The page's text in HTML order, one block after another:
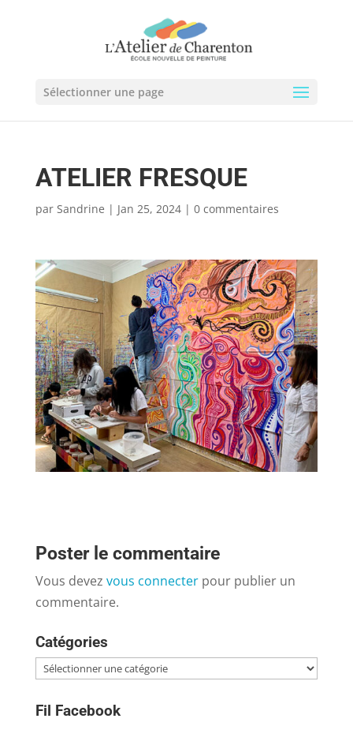
Sélectionner une page
ATELIER FRESQUE
par Sandrine | Jan 25, 2024| 0 commentaires
Poster le commentaire
Vous devez vous connecterpour publier un
commentaire.
Catégories
Catégories
Fil Facebook